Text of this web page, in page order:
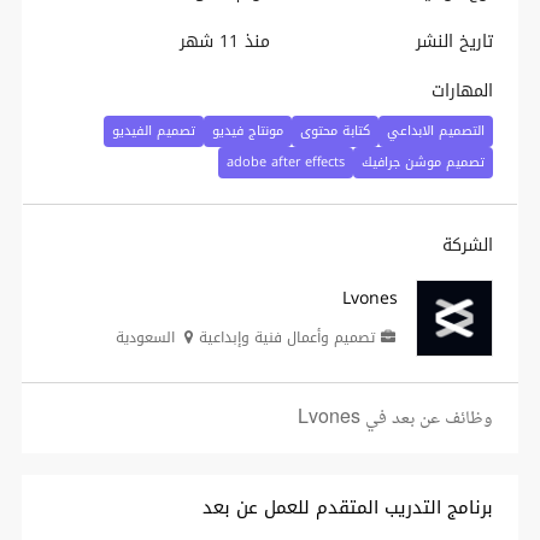
تاريخ النشر
منذ 11 شهر
المهارات
التصميم الابداعي كتابة محتوى مونتاج فيديو
تصميم الفيديو
تصميم موشن جرافيك
adobe after effects
الشركة
Lvones
تصميم وأعمال فنية وإبداعية السعودية
وظائف عن بعد في Lvones
برنامج التدريب المتقدم للعمل عن بعد